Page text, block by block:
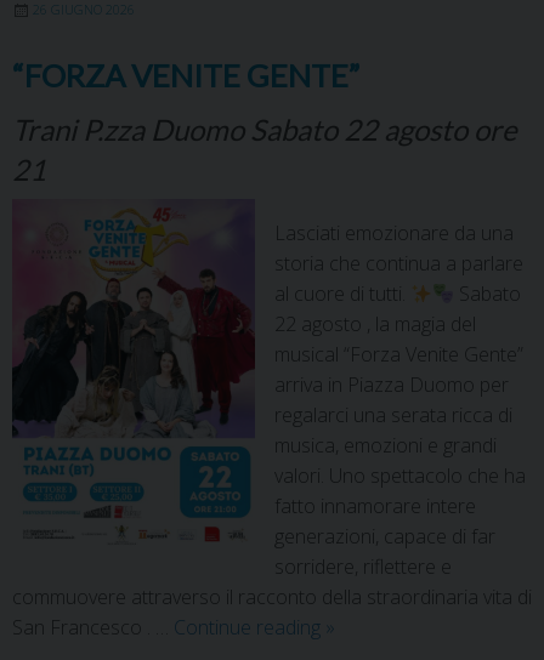
26 GIUGNO 2026
“FORZA VENITE GENTE”
Trani P.zza Duomo Sabato 22 agosto ore
21
Lasciati emozionare da una
storia che continua a parlare
al cuore di tutti.
Sabato
22 agosto , la magia del
musical “Forza Venite Gente”
arriva in Piazza Duomo per
regalarci una serata ricca di
musica, emozioni e grandi
valori. Uno spettacolo che ha
fatto innamorare intere
generazioni, capace di far
sorridere, riflettere e
commuovere attraverso il racconto della straordinaria vita di
San Francesco . … Continue reading »